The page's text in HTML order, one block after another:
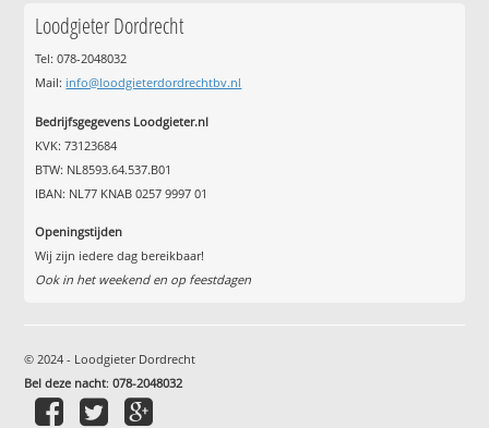
Loodgieter Dordrecht
Tel: 078-2048032
Mail: info@loodgieterdordrechtbv.nl
Bedrijfsgegevens Loodgieter.nl
KVK: 73123684
BTW: NL8593.64.537.B01
IBAN: NL77 KNAB 0257 9997 01
Openingstijden
Wij zijn iedere dag bereikbaar!
Ook in het weekend en op feestdagen
© 2024 - Loodgieter Dordrecht
Bel deze nacht:078-2048032